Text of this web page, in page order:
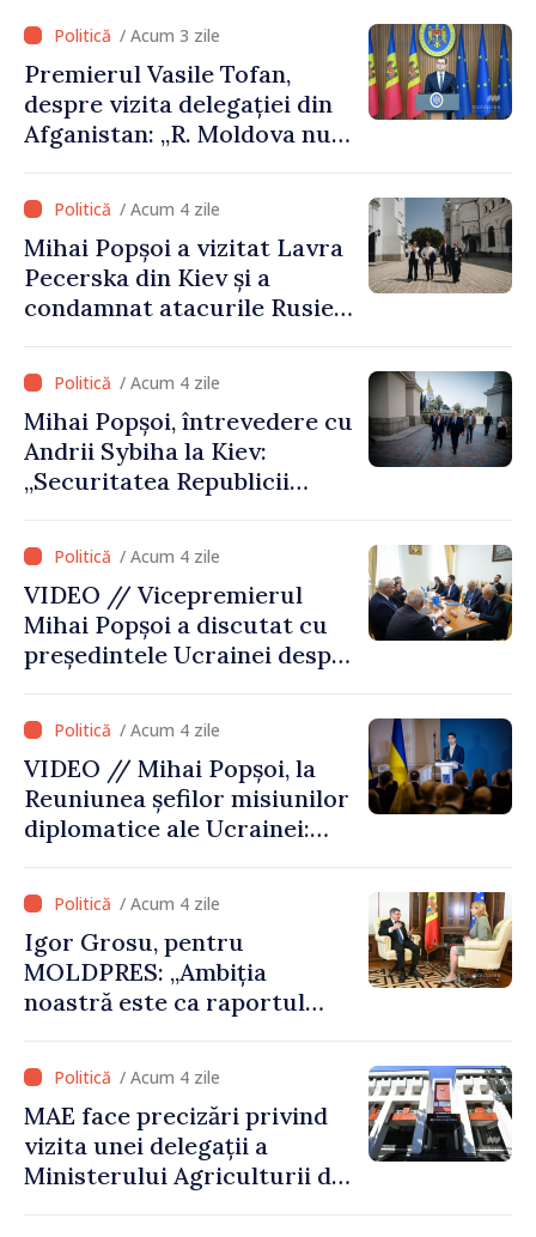
/ Acum 3 zile
Premierul Vasile Tofan,
despre vizita delegației din
Afganistan: „R. Moldova nu
talibană. Aprobarea acestei
vizite a fost o eroare de
evaluare și de coordonare
instituțională”
/ Acum 4 zile
Mihai Popșoi a vizitat Lavra
Pecerska din Kiev și a
condamnat atacurile Rusiei
cultural al Ucrainei
/ Acum 4 zile
Mihai Popșoi, întrevedere cu
Andrii Sybiha la Kiev:
„Securitatea Republicii
de securitatea Ucrainei”
/ Acum 4 zile
VIDEO // Vicepremierul
Mihai Popșoi a discutat cu
președintele Ucrainei despre
hidrologice din bazinul
râului Nistru și proiecte
comune în infrastructură și
energie
/ Acum 4 zile
VIDEO // Mihai Popșoi, la
Reuniunea șefilor misiunilor
diplomatice ale Ucrainei:
alegerea. Ne-am alăturat
Ucrainei”/ Acum 4 zile
Igor Grosu, pentru
MOLDPRES: „Ambiția
noastră este ca raportul
an să fie și mai bun”
/ Acum 4 zile
MAE face precizări privind
vizita unei delegații a
Ministerului Agriculturii din